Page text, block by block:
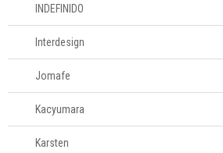
INDEFINIDO
Interdesign
Jomafe
Kacyumara
Karsten